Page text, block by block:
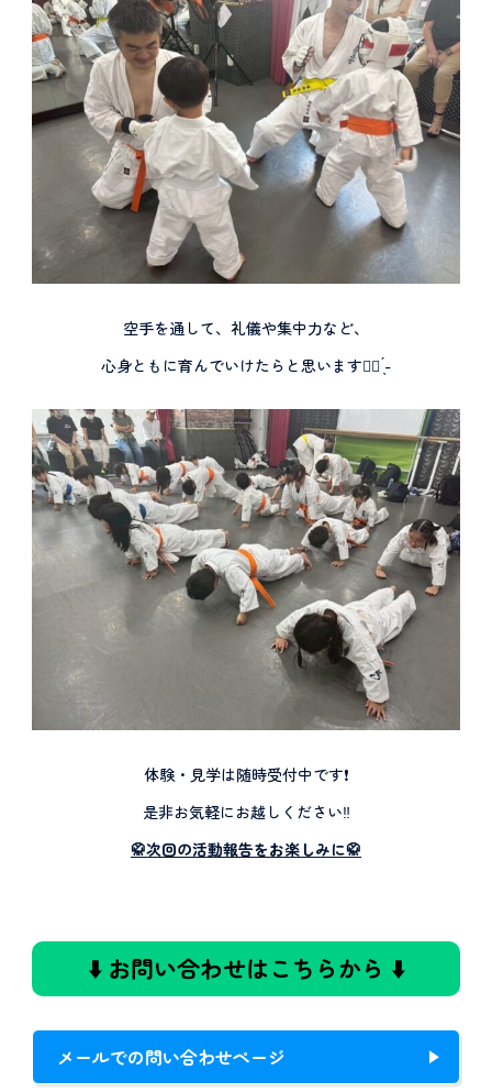
空手を通して、礼儀や集中力など、
心身ともに育んでいけたらと思います👌🏻 ̖́-︎
体験・見学は随時受付中です❗️
是非お気軽にお越しください‼️
🥋次回の活動報告をお楽しみに🥋
⬇️ お問い合わせはこちらから ⬇️
メールでの問い合わせページ